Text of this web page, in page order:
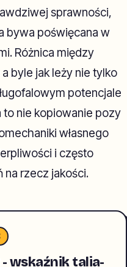
sprawności,
bywa poświęcana w
Różnica między
byle jak leży nie tylko
potencjale
nie kopiowanie pozy
własnego
i często
na rzecz jakości.
wskaźnik talia-